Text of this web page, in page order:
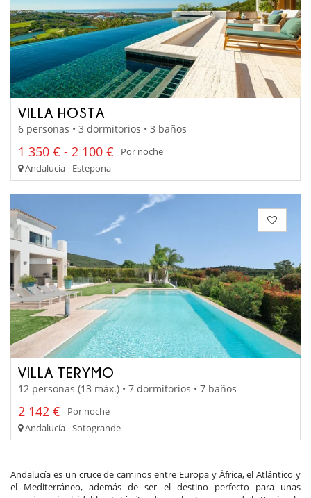
VILLA HOSTA
6 personas • 3 dormitorios • 3 baños
1 350 € - 2 100 €
Por noche
Andalucía - Estepona
VILLA TERYMO
12 personas (13 máx.) • 7 dormitorios • 7 baños
2 142 €
Por noche
Andalucía - Sotogrande
Andalucía es un cruce de caminos entre Europay África, el Atlántico y
el Mediterráneo, además de ser el destino perfecto para unas